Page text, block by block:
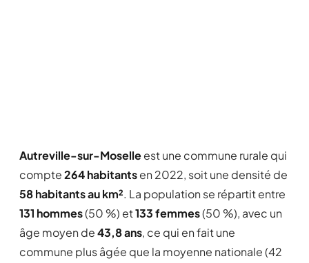
Autreville-sur-Moselleest une commune rurale qui
compte264 habitantsen 2022, soit une densité de
58 habitants au km². La population se répartit entre
131 hommes(50 %) et133 femmes(50 %), avec un
âge moyen de43,8 ans, ce qui en fait une
commune plus âgée que la moyenne nationale (42